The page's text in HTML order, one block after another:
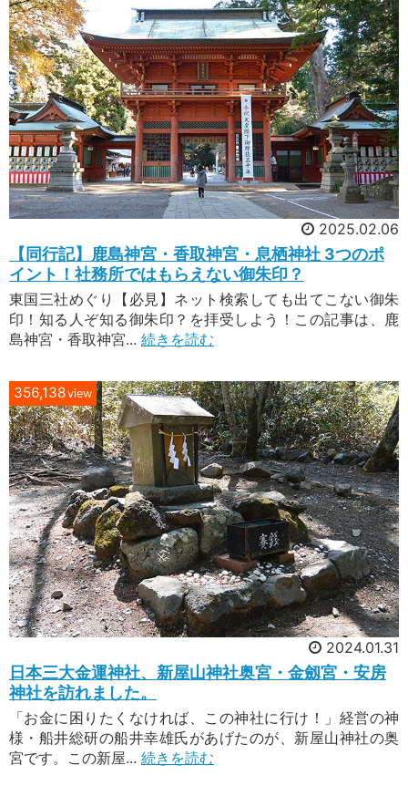
2025.02.06
【同行記】鹿島神宮・香取神宮・息栖神社 3つのポ
イント！社務所ではもらえない御朱印？
東国三社めぐり【必見】ネット検索しても出てこない御朱
印！知る人ぞ知る御朱印？を拝受しよう！この記事は、鹿
島神宮・香取神宮... 続きを読む
356,138view
2024.01.31
日本三大金運神社、新屋山神社奥宮・金劔宮・安房
神社を訪れました。
「お金に困りたくなければ、この神社に行け！」経営の神
様・船井総研の船井幸雄氏があげたのが、新屋山神社の奥
宮です。この新屋... 続きを読む